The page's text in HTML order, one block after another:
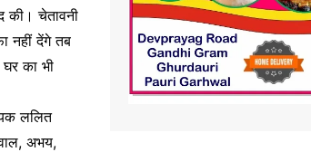
की। चेतावनी
नहीं देंगे तब
का भी
ललित
अभय,